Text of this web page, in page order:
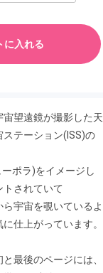
に入れる
望遠鏡が撮影した天
テーション(ISS)の
ポラ)をイメージし
されていて
宇宙を覗いているよ
仕上がっています。
最後のページには、